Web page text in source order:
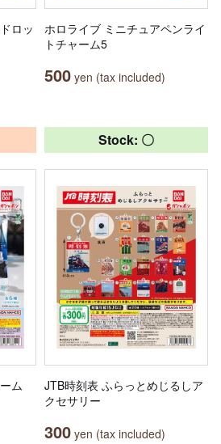
ロッ
ホロライブ ミニチュアペンライ
トチャーム5
500 yen (tax included)
ム
Stock: 〇
JTB時刻表 ふらっとめじるしア
クセサリー
300 yen (tax included)